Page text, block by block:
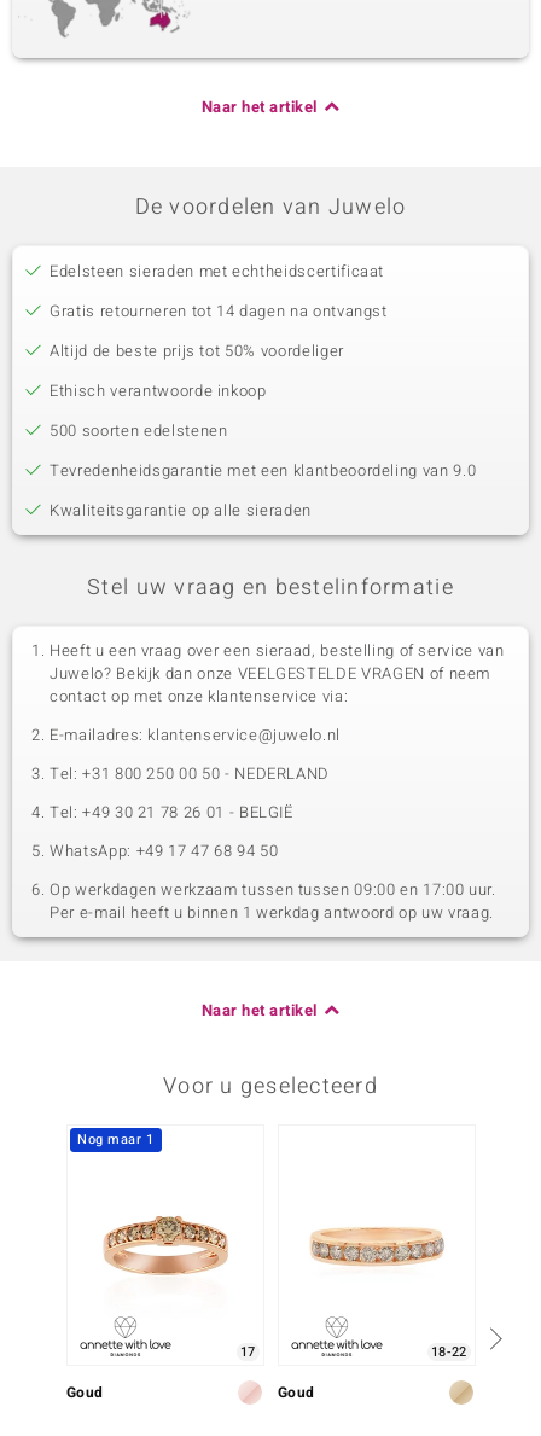
Naar het artikel
De voordelen van Juwelo
Edelsteen sieraden met echtheidscertificaat
Gratis retourneren tot 14 dagen na ontvangst
Altijd de beste prijs tot 50% voordeliger
Ethisch verantwoorde inkoop
500 soorten edelstenen
Tevredenheidsgarantie met een klantbeoordeling van 9.0
Kwaliteitsgarantie op alle sieraden
Stel uw vraag en bestelinformatie
Heeft u een vraag over een sieraad, bestelling of service van
Juwelo? Bekijk dan onze VEELGESTELDE VRAGEN of neem
contact op met onze klantenservice via:
E-mailadres: klantenservice@juwelo.nl
Tel: +31 800 250 00 50 - NEDERLAND
Tel: +49 30 21 78 26 01 - BELGIË
WhatsApp: +49 17 47 68 94 50
Op werkdagen werkzaam tussen tussen 09:00 en 17:00 uur.
Per e-mail heeft u binnen 1 werkdag antwoord op uw vraag.
Naar het artikel
Voor u geselecteerd
Nog maar 1
17
Goud
18-22
Goud